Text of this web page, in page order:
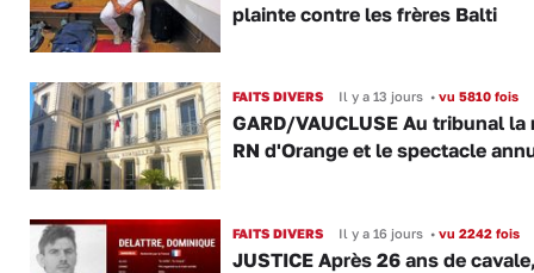
plainte contre les frères Balti
FAITS DIVERS Il y a 13 jours •vu 5810 fois
GARD/VAUCLUSE Au tribunal la
RN d'Orange et le spectacle
FAITS DIVERS Il y a 16 jours •vu 2242 fois
JUSTICE Après 26 ans de